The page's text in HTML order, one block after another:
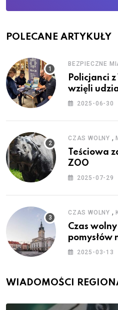
POLECANE ARTYKUŁY
BEZPIECZNE
Policjanci
wzięli
Wakacje”
2025-06-30
CZAS WOLNY ,
Teściowa
ZOO
2025-07-29
CZAS WOLNY ,
Czas
pomysłów
rodzinne
2025-03-13
WIADOMOŚCI